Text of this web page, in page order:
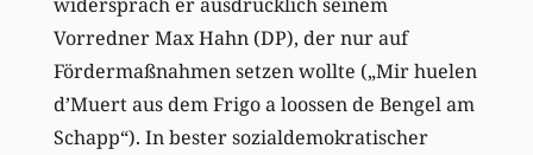
Vorredner Max Hahn (DP), der nur auf
Fördermaßnahmen setzen wollte („Mir huelen
d’Muert aus dem Frigo a loossen de Bengel am
Schapp“). In bester sozialdemokratischer